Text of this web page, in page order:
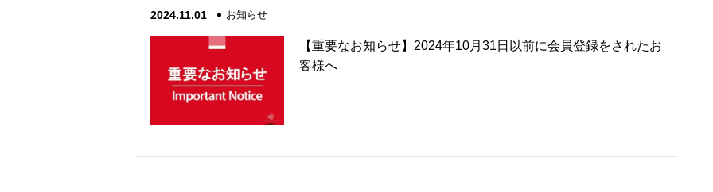
2024.11.01 お知らせ
【重要なお知らせ】2024年10月31日以前に会員登録をされたお
客様へ